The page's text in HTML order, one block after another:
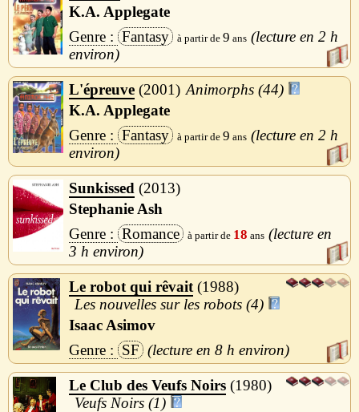
K.A. Applegate
Fantasy
9 2 h
L'épreuve 2001
Animorphs (44)
K.A. Applegate
Fantasy
9 2 h
Sunkissed
2013
Stephanie Ash
Romance
18
3 h
Le robot qui rêvait 1988
Les nouvelles sur les robots (4)
Isaac Asimov
SF
8 h
Le Club des Veufs Noirs 1980
Veufs Noirs (1)